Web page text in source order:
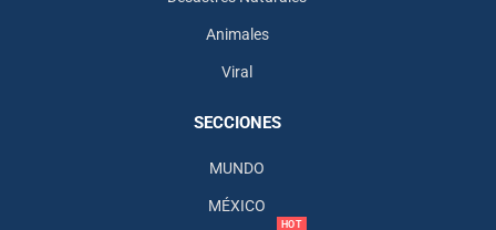
Animales
Viral
SECCIONES
MUNDO
MÉXICO
HOT